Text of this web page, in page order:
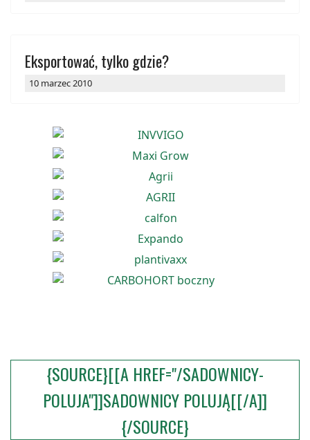
Eksportować, tylko gdzie?
10 marzec 2010
{SOURCE}[[A HREF="/SADOWNICY-
POLUJA"]]SADOWNICY POLUJĄ[[/A]]
{/SOURCE}